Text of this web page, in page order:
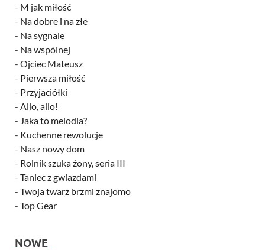
- M jak miłość
- Na dobre i na złe
- Na sygnale
- Na wspólnej
- Ojciec Mateusz
- Pierwsza miłość
- Przyjaciółki
- Allo, allo!
- Jaka to melodia?
- Kuchenne rewolucje
- Nasz nowy dom
- Rolnik szuka żony, seria III
- Taniec z gwiazdami
- Twoja twarz brzmi znajomo
- Top Gear
NOWE